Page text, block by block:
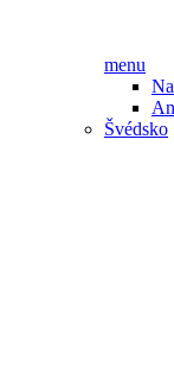
menu
Švédsko